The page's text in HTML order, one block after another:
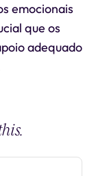
emocionais
que os
adequado